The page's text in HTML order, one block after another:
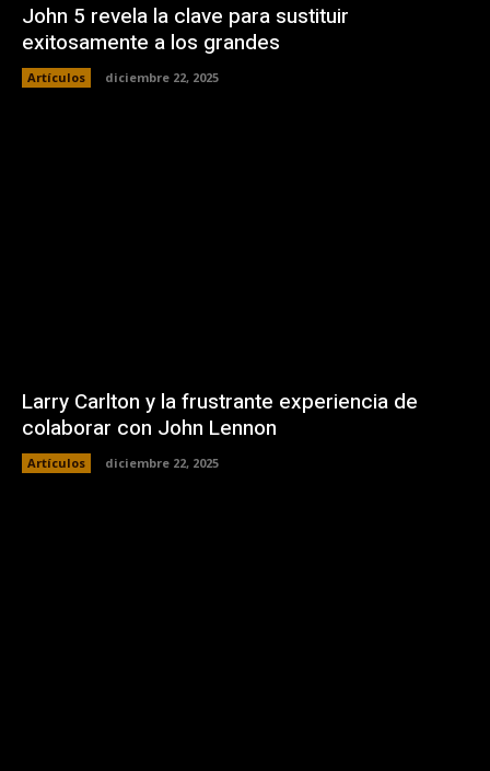
John 5 revela la clave para sustituir
exitosamente a los grandes
Artículos diciembre 22, 2025
Larry Carlton y la frustrante experiencia de
colaborar con John Lennon
Artículos diciembre 22, 2025